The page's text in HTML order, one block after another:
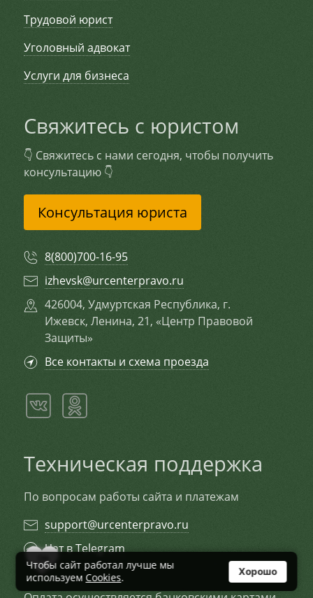
Трудовой юрист
Уголовный адвокат
Услуги для бизнеса
Свяжитесь с юристом
👇 Свяжитесь с нами сегодня, чтобы получить
консультацию 👇
Консультация юриста
8(800)700-16-95
izhevsk@urcenterpravo.ru
426004, Удмуртская Республика, г.
Ижевск, Ленина, 21, «Центр Правовой
Защиты»
Все контакты и схема проезда
Техническая поддержка
По вопросам работы сайта и платежам
support@urcenterpravo.ru
Чат в Telegram
Чтобы сайт работал лучше мы
используем Cookies. Хорошо